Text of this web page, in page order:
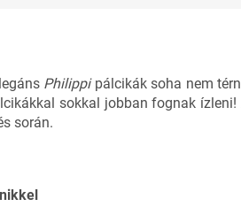
Philippipálcikák soha nem
sokkal jobban fognak ízleni!
során.